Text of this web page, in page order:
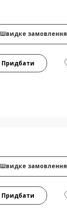
Швидке замовлення
Придбати
Швидке замовлення
Придбати